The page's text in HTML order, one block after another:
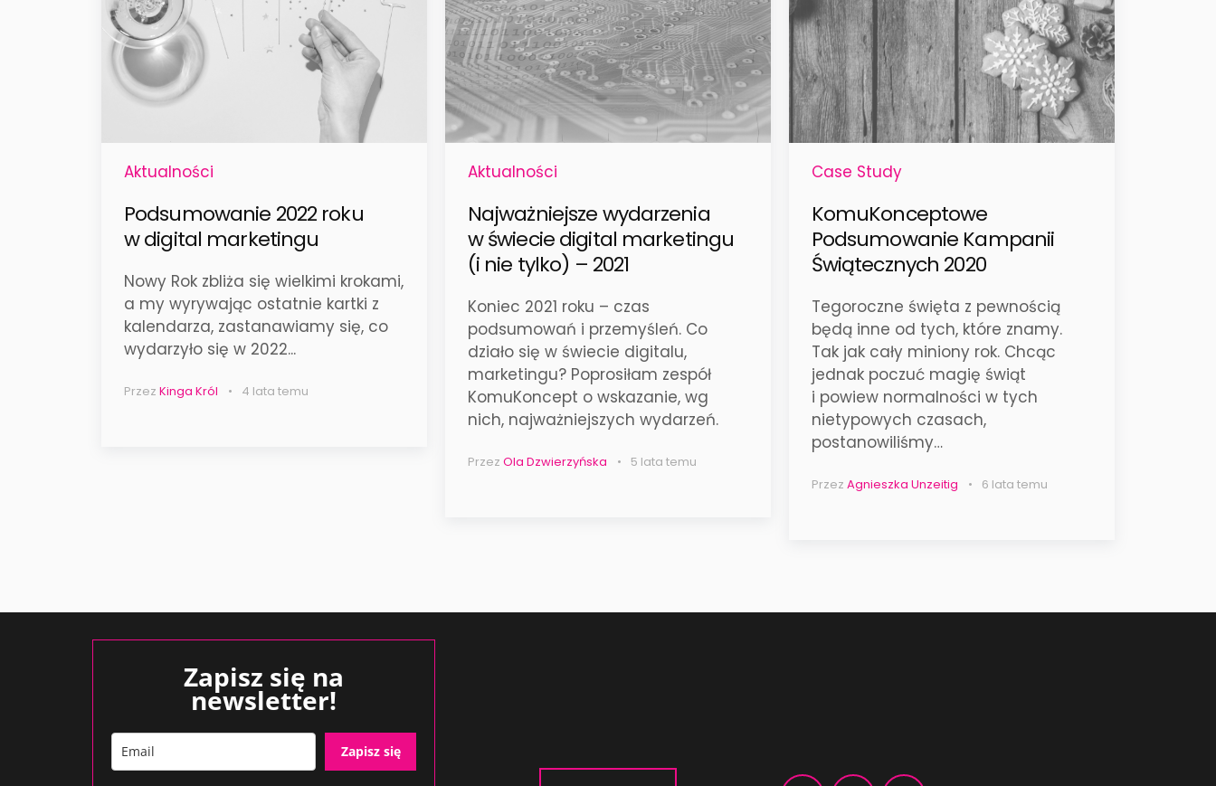
Aktualności
Podsumowanie 2022 roku
w digital marketingu
Nowy Rok zbliża się wielkimi krokami,
a my wyrywając ostatnie kartki z
kalendarza, zastanawiamy się, co
wydarzyło się w 2022...
Przez Kinga Król 4 lata temu
Aktualności
Najważniejsze wydarzenia
w świecie digital marketingu
(i nie tylko) – 2021
Koniec 2021 roku – czas
podsumowań i przemyśleń. Co
działo się w świecie digitalu,
marketingu? Poprosiłam zespół
KomuKoncept o wskazanie, wg
nich, najważniejszych wydarzeń.
Przez Ola Dzwierzyńska 5 lata temu
Case Study
KomuKonceptowe
Podsumowanie Kampanii
Świątecznych 2020
Tegoroczne święta z pewnością
będą inne od tych, które znamy.
Tak jak cały miniony rok. Chcąc
jednak poczuć magię świąt
i powiew normalności w tych
nietypowych czasach,
postanowiliśmy…
Przez Agnieszka Unzeitig 6 lata temu
Zapisz się na
newsletter!
Zapisz się